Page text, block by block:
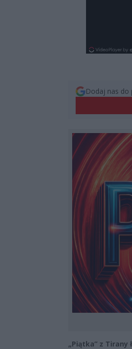
Dodaj nas do
„Piątka” z Tirany